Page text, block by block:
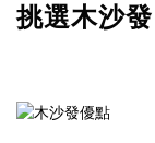
挑選木沙